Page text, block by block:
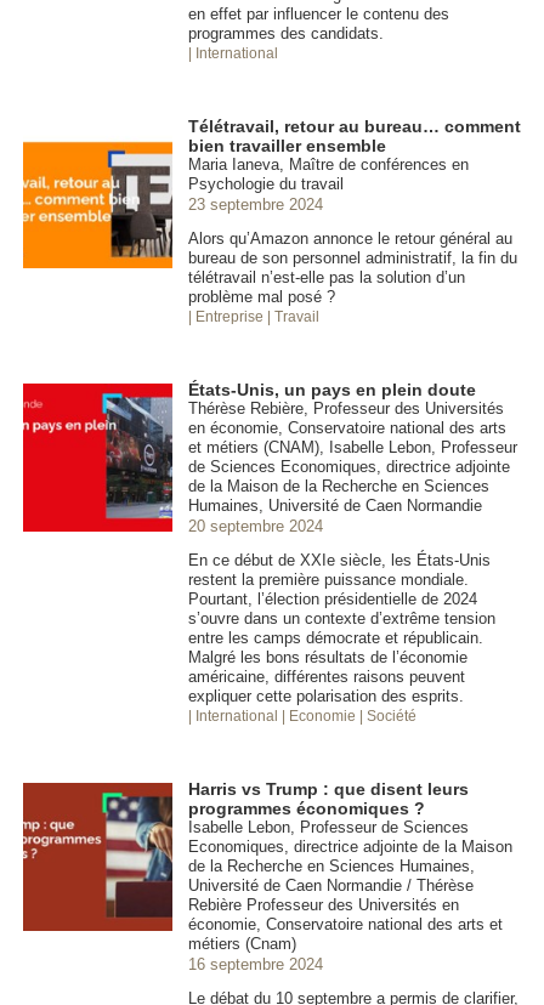
en effet par influencer le contenu des
programmes des candidats.
| International
Télétravail, retour au bureau… comment
bien travailler ensemble
Maria Ianeva, Maître de conférences en
Psychologie du travail
23 septembre 2024
Alors qu’Amazon annonce le retour général au
bureau de son personnel administratif, la fin du
télétravail n’est-elle pas la solution d’un
problème mal posé ?
| Entreprise | Travail
États-Unis, un pays en plein doute
Thérèse Rebière, Professeur des Universités
en économie, Conservatoire national des arts
et métiers (CNAM), Isabelle Lebon, Professeur
de Sciences Economiques, directrice adjointe
de la Maison de la Recherche en Sciences
Humaines, Université de Caen Normandie
20 septembre 2024
En ce début de XXIe siècle, les États-Unis
restent la première puissance mondiale.
Pourtant, l’élection présidentielle de 2024
s’ouvre dans un contexte d’extrême tension
entre les camps démocrate et républicain.
Malgré les bons résultats de l’économie
américaine, différentes raisons peuvent
expliquer cette polarisation des esprits.
| International | Economie | Société
Harris vs Trump : que disent leurs
programmes économiques ?
Isabelle Lebon, Professeur de Sciences
Economiques, directrice adjointe de la Maison
de la Recherche en Sciences Humaines,
Université de Caen Normandie / Thérèse
Rebière Professeur des Universités en
économie, Conservatoire national des arts et
métiers (Cnam)
16 septembre 2024
Le débat du 10 septembre a permis de clarifier,